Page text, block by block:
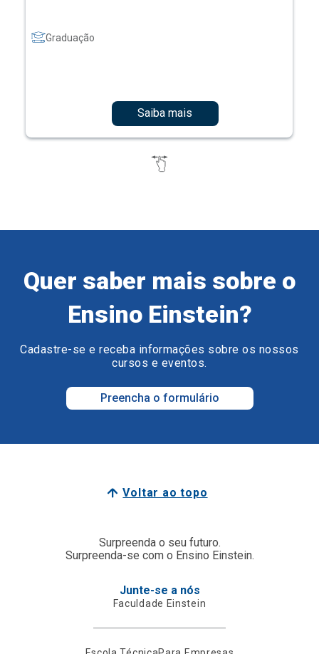
Graduação
Saiba mais
Quer saber mais sobre o
Ensino Einstein?
Cadastre-se e receba informações sobre os nossos
cursos e eventos.
Preencha o formulário
Voltar ao topo
Surpreenda o seu futuro.
Surpreenda-se com o Ensino Einstein.
Junte-se a nós
Faculdade Einstein